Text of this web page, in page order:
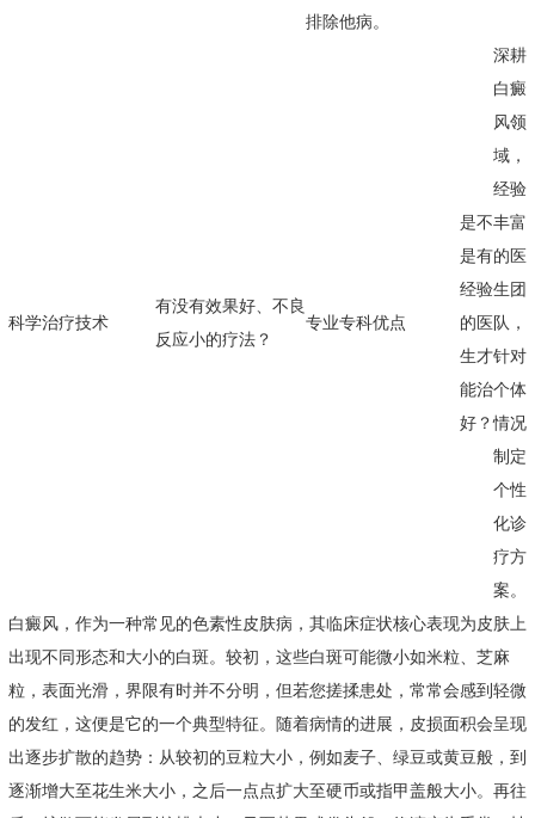
排除他病。
科学治疗技术
有没有效果好、不良
反应小的疗法？
专业专科优点
是不
是有
经验
的医
生才
能治
好？
深耕
白癜
风领
域，
经验
丰富
的医
生团
队，
针对
个体
情况
制定
个性
化诊
疗方
案。
白癜风，作为一种常见的色素性皮肤病，其临床症状核心表现为皮肤上
出现不同形态和大小的白斑。较初，这些白斑可能微小如米粒、芝麻
粒，表面光滑，界限有时并不分明，但若您搓揉患处，常常会感到轻微
的发红，这便是它的一个典型特征。随着病情的进展，皮损面积会呈现
出逐步扩散的趋势：从较初的豆粒大小，例如麦子、绿豆或黄豆般，到
逐渐增大至花生米大小，之后一点点扩大至硬币或指甲盖般大小。再往